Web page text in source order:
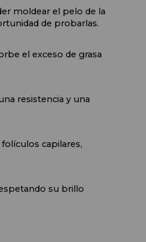
moldear el pelo de la
de probarlas.
el exceso de grasa
resistencia y una
capilares,
su brillo